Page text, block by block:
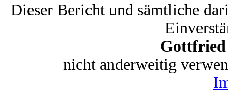
Dieser Bericht und sämtliche
Gottfried
nicht anderweitig